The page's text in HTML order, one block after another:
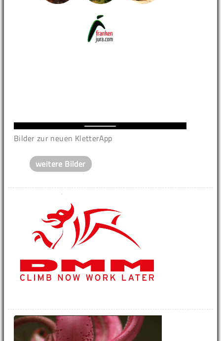
Bilder zur neuen KletterApp
weitere Bilder